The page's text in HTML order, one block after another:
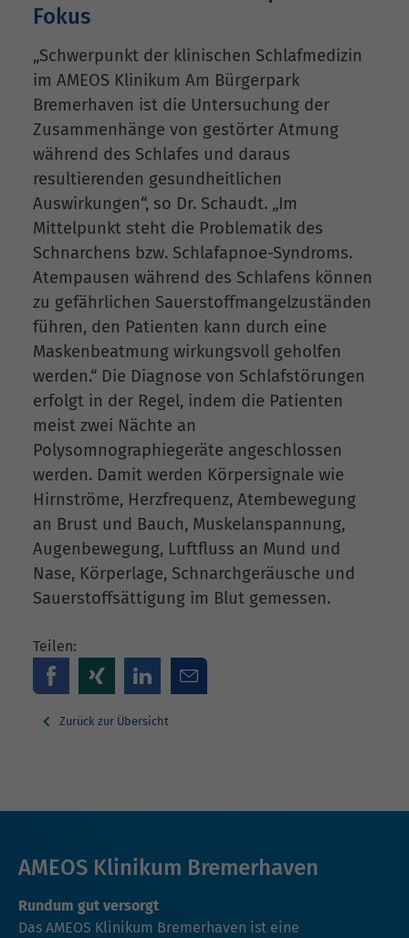
Fokus
„Schwerpunkt der klinischen Schlafmedizin
im AMEOS Klinikum Am Bürgerpark
Bremerhaven ist die Untersuchung der
Zusammenhänge von gestörter Atmung
während des Schlafes und daraus
resultierenden gesundheitlichen
Auswirkungen“, so Dr. Schaudt. „Im
Mittelpunkt steht die Problematik des
Schnarchens bzw. Schlafapnoe-Syndroms.
Atempausen während des Schlafens können
zu gefährlichen Sauerstoffmangelzuständen
führen, den Patienten kann durch eine
Maskenbeatmung wirkungsvoll geholfen
werden.“ Die Diagnose von Schlafstörungen
erfolgt in der Regel, indem die Patienten
meist zwei Nächte an
Polysomnographiegeräte angeschlossen
werden. Damit werden Körpersignale wie
Hirnströme, Herzfrequenz, Atembewegung
an Brust und Bauch, Muskelanspannung,
Augenbewegung, Luftfluss an Mund und
Nase, Körperlage, Schnarchgeräusche und
Sauerstoffsättigung im Blut gemessen.
Teilen:
Zurück zur Übersicht
AMEOS Klinikum Bremerhaven
Rundum gut versorgt
Das AMEOS Klinikum Bremerhaven ist eine